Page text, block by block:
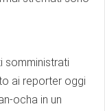
somministrati
ai reporter oggi
ocha in un